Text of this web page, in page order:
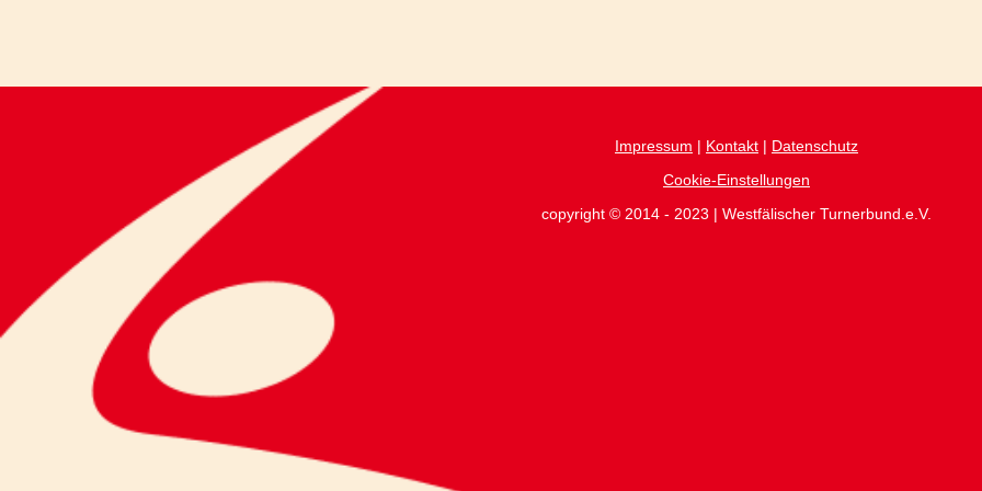
Impressum | Kontakt | Datenschutz
Cookie-Einstellungen
copyright © 2014 - 2023 | Westfälischer Turnerbund.e.V.